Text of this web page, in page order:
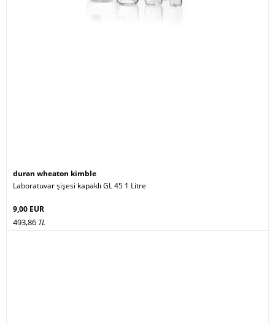
duran wheaton kimble
Laboratuvar şişesi kapaklı GL 45 1 Litre
9,00 EUR
493,86 TL